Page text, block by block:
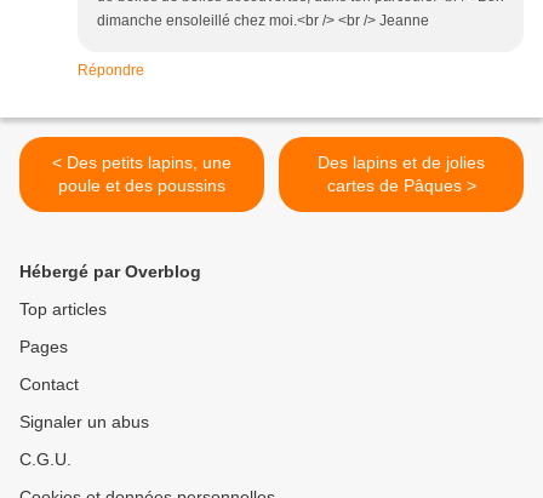
dimanche ensoleillé chez moi.<br /> <br /> Jeanne
Répondre
< Des petits lapins, une
poule et des poussins
Des lapins et de jolies
cartes de Pâques >
Hébergé par Overblog
Top articles
Pages
Contact
Signaler un abus
C.G.U.